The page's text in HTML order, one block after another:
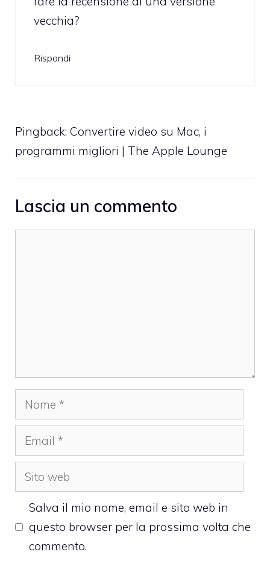
vecchia?
Rispondi
Pingback: Convertire video su Mac, i
programmi migliori | The Apple Lounge
Lascia un commento
Nome
Email
Sito
web
Salva il mio nome, email e sito web in
questo browser per la prossima volta che
commento.